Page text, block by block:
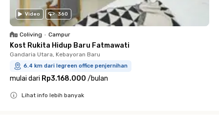
Video 360
Coliving • Campur
Kost Rukita Hidup Baru Fatmawati
Gandaria Utara, Kebayoran Baru
6.4 km dari legreen office penjernihan
mulai dari Rp3.168.000 /bulan
Lihat info lebih banyak